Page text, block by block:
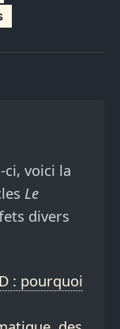
voici la
Le
divers
: pourquoi